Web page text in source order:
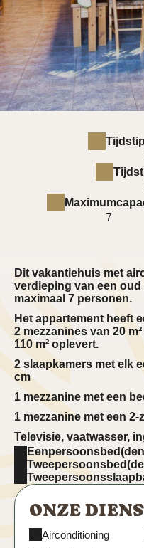
7
Dit vakantiehuis met
verdieping van een
maximaal 7 personen.
Het appartement heeft
2 mezzanines van 20
110 m² oplevert.
2 slaapkamers met elk
cm
1 mezzanine met een
1 mezzanine met een
Televisie, vaatwasser,
Parkeergelegenheid,
Virtuele rondleiding
ONZE
Airconditioning